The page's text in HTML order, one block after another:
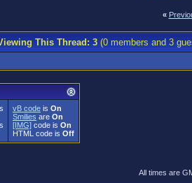
«
This Thread: 3(0 members and 3
vB code is On
Smilies are On
[IMG] code is On
HTML code is Off
All times are